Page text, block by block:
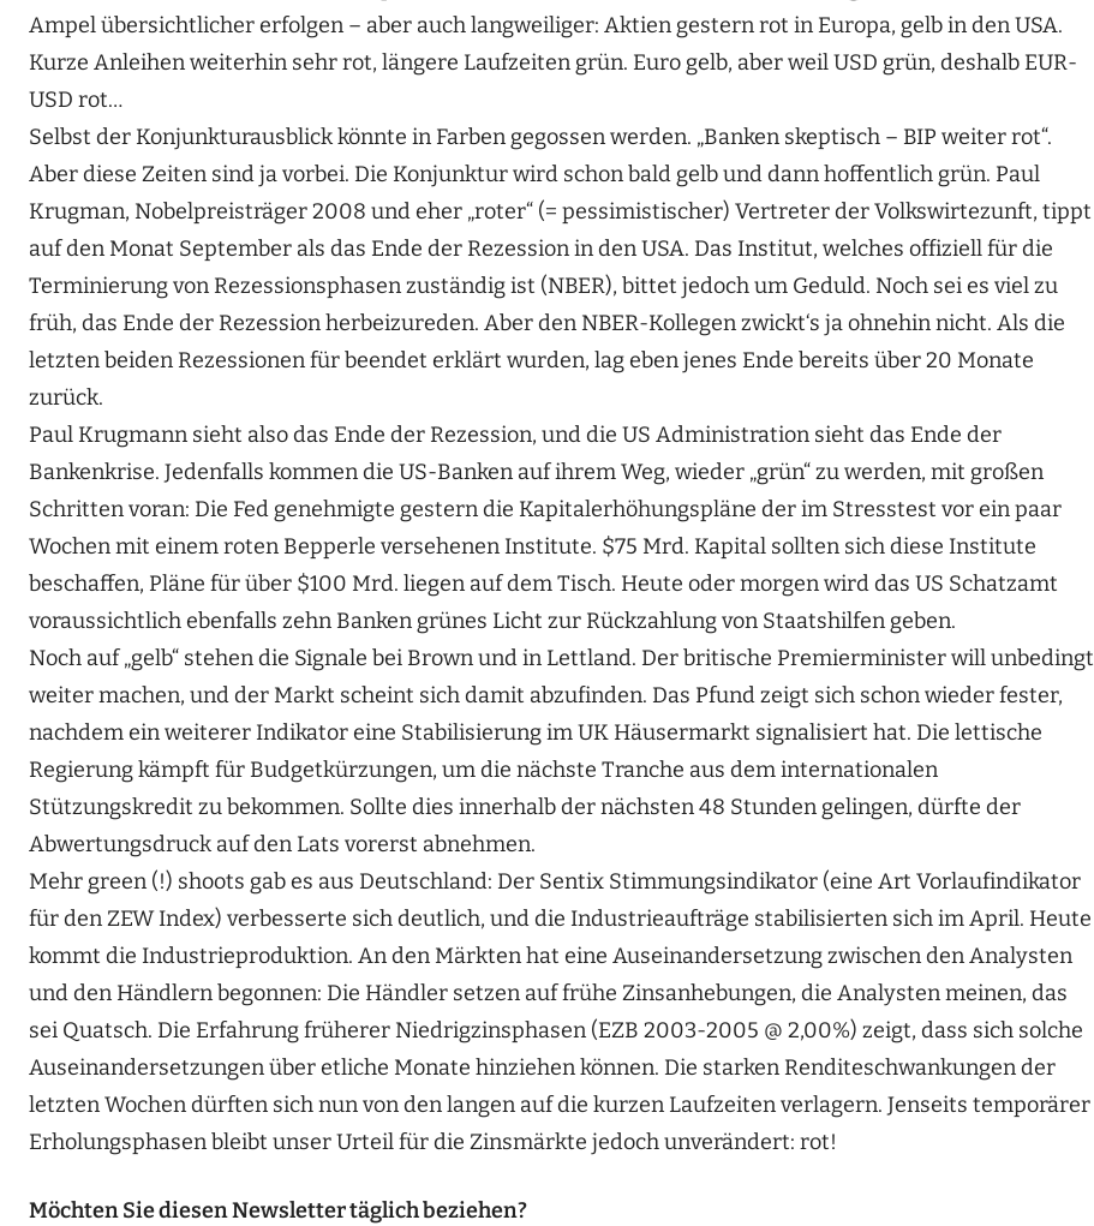
Ampel übersichtlicher erfolgen – aber auch langweiliger: Aktien gestern rot in Europa, gelb in den USA.
Kurze Anleihen weiterhin sehr rot, längere Laufzeiten grün. Euro gelb, aber weil USD grün, deshalb EUR-
USD rot…
Selbst der Konjunkturausblick könnte in Farben gegossen werden. „Banken skeptisch – BIP weiter rot“.
Aber diese Zeiten sind ja vorbei. Die Konjunktur wird schon bald gelb und dann hoffentlich grün. Paul
Krugman, Nobelpreisträger 2008 und eher „roter“ (= pessimistischer) Vertreter der Volkswirtezunft, tippt
auf den Monat September als das Ende der Rezession in den USA. Das Institut, welches offiziell für die
Terminierung von Rezessionsphasen zuständig ist (NBER), bittet jedoch um Geduld. Noch sei es viel zu
früh, das Ende der Rezession herbeizureden. Aber den NBER-Kollegen zwickt‘s ja ohnehin nicht. Als die
letzten beiden Rezessionen für beendet erklärt wurden, lag eben jenes Ende bereits über 20 Monate
zurück.
Paul Krugmann sieht also das Ende der Rezession, und die US Administration sieht das Ende der
Bankenkrise. Jedenfalls kommen die US-Banken auf ihrem Weg, wieder „grün“ zu werden, mit großen
Schritten voran: Die Fed genehmigte gestern die Kapitalerhöhungspläne der im Stresstest vor ein paar
Wochen mit einem roten Bepperle versehenen Institute. $75 Mrd. Kapital sollten sich diese Institute
beschaffen, Pläne für über $100 Mrd. liegen auf dem Tisch. Heute oder morgen wird das US Schatzamt
voraussichtlich ebenfalls zehn Banken grünes Licht zur Rückzahlung von Staatshilfen geben.
Noch auf „gelb“ stehen die Signale bei Brown und in Lettland. Der britische Premierminister will unbedingt
weiter machen, und der Markt scheint sich damit abzufinden. Das Pfund zeigt sich schon wieder fester,
nachdem ein weiterer Indikator eine Stabilisierung im UK Häusermarkt signalisiert hat. Die lettische
Regierung kämpft für Budgetkürzungen, um die nächste Tranche aus dem internationalen
Stützungskredit zu bekommen. Sollte dies innerhalb der nächsten 48 Stunden gelingen, dürfte der
Abwertungsdruck auf den Lats vorerst abnehmen.
Mehr green (!) shoots gab es aus Deutschland: Der Sentix Stimmungsindikator (eine Art Vorlaufindikator
für den ZEW Index) verbesserte sich deutlich, und die Industrieaufträge stabilisierten sich im April. Heute
kommt die Industrieproduktion. An den Märkten hat eine Auseinandersetzung zwischen den Analysten
und den Händlern begonnen: Die Händler setzen auf frühe Zinsanhebungen, die Analysten meinen, das
sei Quatsch. Die Erfahrung früherer Niedrigzinsphasen (EZB 2003-2005 @ 2,00%) zeigt, dass sich solche
Auseinandersetzungen über etliche Monate hinziehen können. Die starken Renditeschwankungen der
letzten Wochen dürften sich nun von den langen auf die kurzen Laufzeiten verlagern. Jenseits temporärer
Erholungsphasen bleibt unser Urteil für die Zinsmärkte jedoch unverändert: rot!
Möchten Sie diesen Newsletter täglich beziehen?